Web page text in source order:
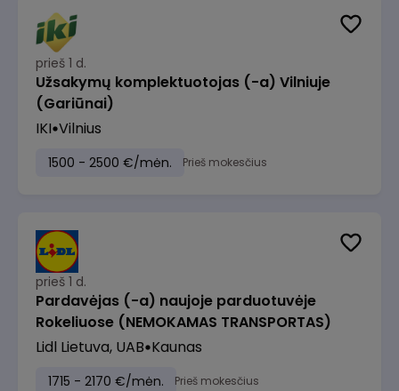
prieš 1 d.
Užsakymų komplektuotojas (-a) Vilniuje
(Gariūnai)
IKI Vilnius
1500 - 2500 €/mėn. Prieš mokesčius
prieš 1 d.
Pardavėjas (-a) naujoje parduotuvėje
Rokeliuose (NEMOKAMAS TRANSPORTAS)
Lidl Lietuva, UAB Kaunas
1715 - 2170 €/mėn. Prieš mokesčius